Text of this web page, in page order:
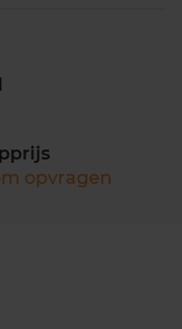
opvragen